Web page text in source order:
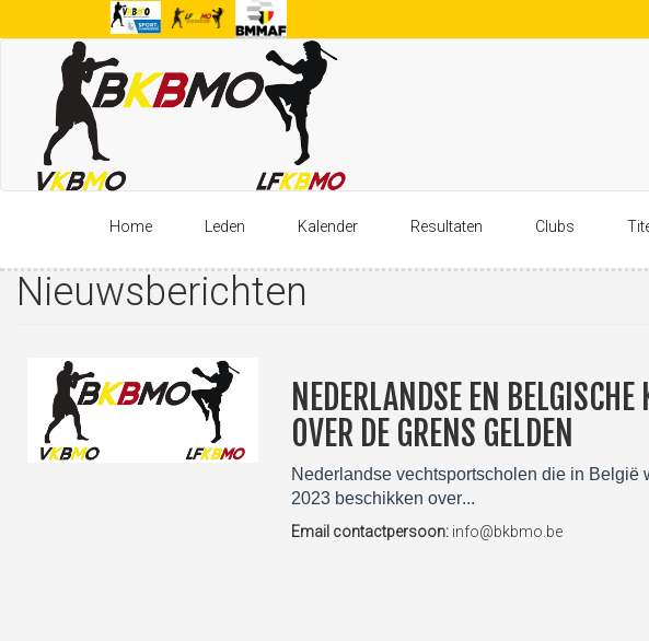
Home Leden Kalender Resultaten Clubs
Nieuwsberichten
NEDERLANDSE EN
OVER DE GRENS GELDEN
Nederlandse vechtsportscholen die in
2023 beschikken over...
Email contactpersoon: info@bkbmo.be